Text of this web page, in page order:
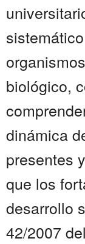
biológico,
dinámica
presentes
que los
desarrollo
42/2007